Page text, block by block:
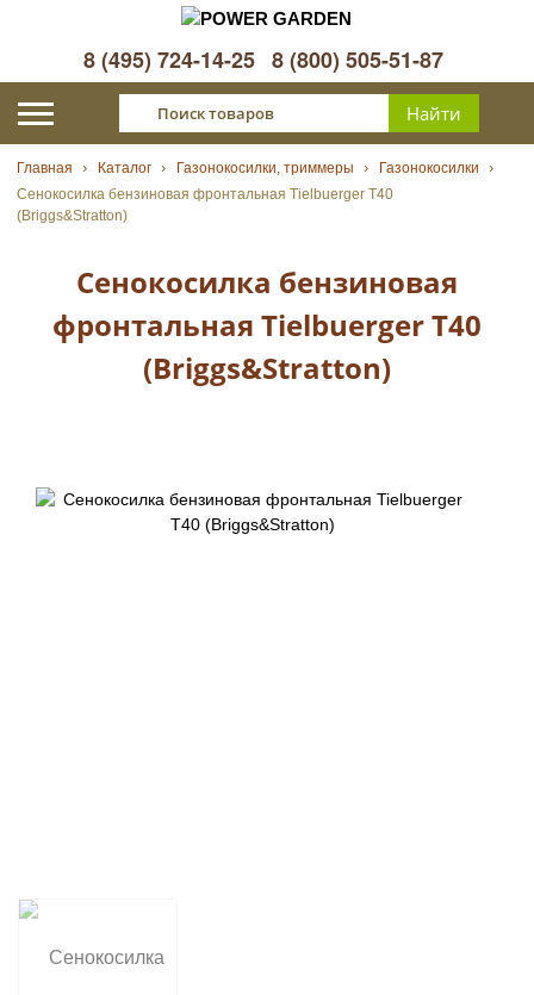
8 (495) 724-14-25 8 (800) 505-51-87
Главная Каталог Газонокосилки, триммеры
Газонокосилки
Сенокосилка бензиновая фронтальная Tielbuerger T40
(Briggs&Stratton)
Сенокосилка бензиновая
фронтальная Tielbuerger T40
(Briggs&Stratton)